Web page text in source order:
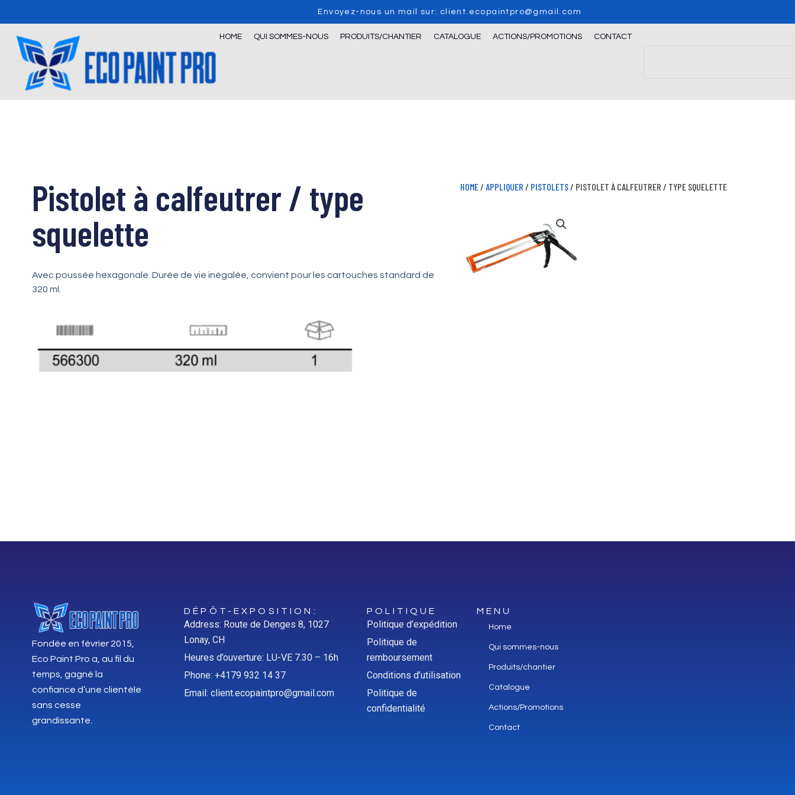
to
content
Envoyez-nous un mail sur: client.ecopaintpro@gmail.com
HOME QUI SOMMES-NOUS PRODUITS/CHANTIER CATALOGUE ACTIONS/PROMOTIONS CONTACT
Pistolet à calfeutrer / type
squelette
Avec poussée hexagonale. Durée de vie inégalée, convient pour les cartouches standard de
320 ml.
HOME/ APPLIQUER / PISTOLETS/ PISTOLET À CALFEUTRER / TYPE SQUELETTE
Fondée en février 2015,
Eco Paint Pro a, au fil du
temps, gagné la
confiance d’une clientèle
sans cesse
grandissante.
DÉPÔT-EXPOSITION:
Address: Route de Denges 8, 1027
Lonay, CH
Heures d’ouverture: LU-VE 7.30 – 16h
Phone: +4179 932 14 37
Email: client.ecopaintpro@gmail.com
POLITIQUE
Politique d’expédition
Politique de
remboursement
Conditions d’utilisation
Politique de
confidentialité
MENU
Home
Qui sommes-nous
Produits/chantier
Catalogue
Actions/Promotions
Contact